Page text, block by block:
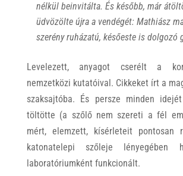
nélkül beinvitálta. És később, már
üdvözölte újra a vendégét: Mathiász
szerény ruházatú, későeste is dolgozó
Levelezett, anyagot cserélt a
nemzetközi kutatóival. Cikkeket írt a
szaksajtóba. És persze minden
töltötte (a szőlő nem szereti a fél
mért, elemzett, kísérleteit pontosan
katonatelepi szőleje lényegében
laboratóriumként funkcionált.